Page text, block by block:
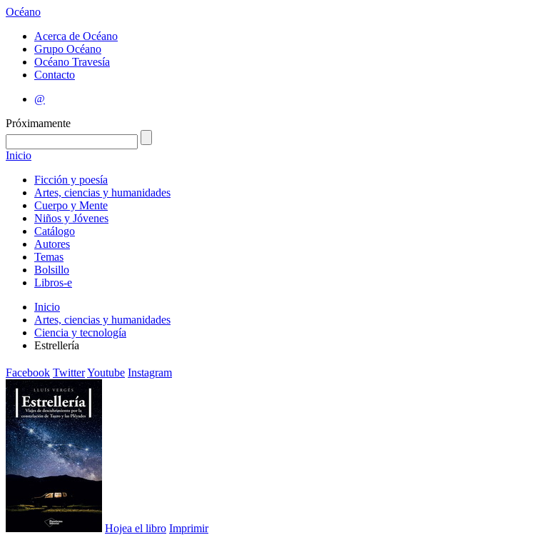
Océano
Acerca de Océano
Grupo Océano
Océano Travesía
Contacto
@
Próximamente
Inicio
Ficción y poesía
Artes, ciencias y humanidades
Cuerpo y Mente
Niños y Jóvenes
Catálogo
Autores
Temas
Bolsillo
Libros-e
Inicio
Artes, ciencias y humanidades
Ciencia y tecnología
Estrellería
Facebook TwitterYoutube Instagram
Hojea el libro Imprimir